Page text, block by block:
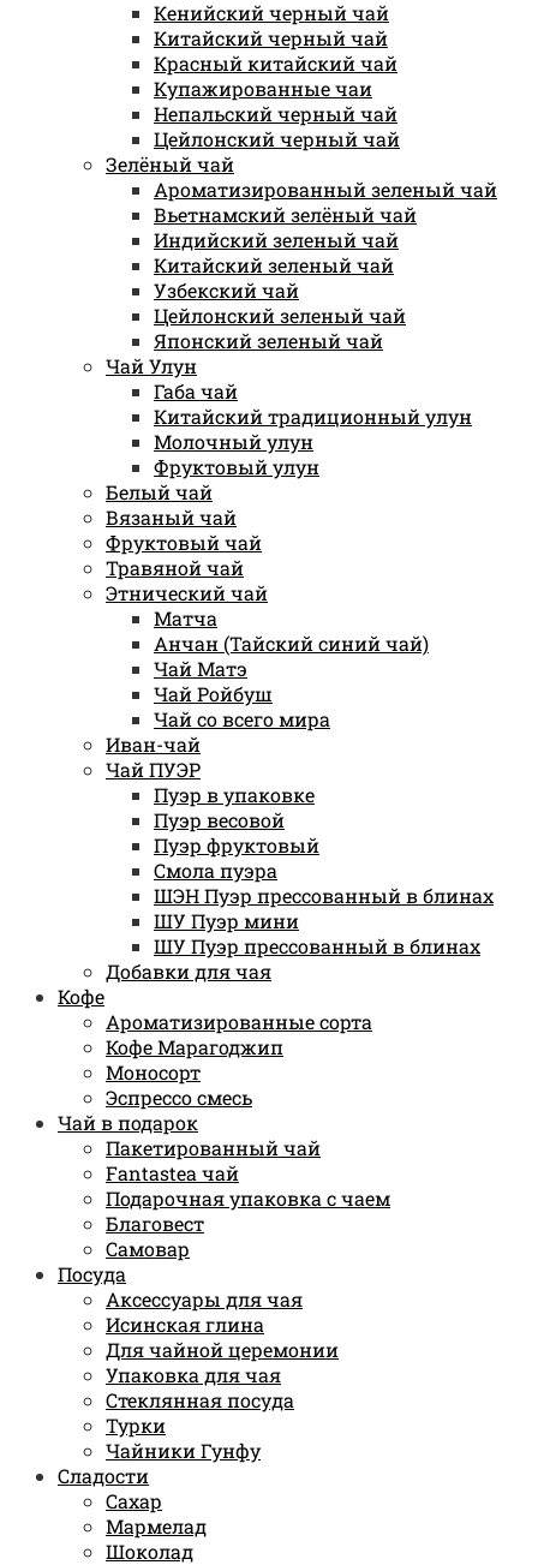
Кенийский черный чай
Китайский черный чай
Красный китайский чай
Купажированные чаи
Непальский черный чай
Цейлонский черный чай
Зелёный чай
Ароматизированный зеленый чай
Вьетнамский зелёный чай
Индийский зеленый чай
Китайский зеленый чай
Узбекский чай
Цейлонский зеленый чай
Японский зеленый чай
Чай Улун
Габа чай
Китайский традиционный улун
Молочный улун
Фруктовый улун
Белый чай
Вязаный чай
Фруктовый чай
Травяной чай
Этнический чай
Матча
Анчан (Тайский синий чай)
Чай Матэ
Чай Ройбуш
Чай со всего мира
Иван-чай
Чай ПУЭР
Пуэр в упаковке
Пуэр весовой
Пуэр фруктовый
Смола пуэра
ШЭН Пуэр прессованный в блинах
ШУ Пуэр мини
ШУ Пуэр прессованный в блинах
Добавки для чая
Кофе
Ароматизированные сорта
Кофе Марагоджип
Моносорт
Эспрессо смесь
Чай в подарок
Пакетированный чай
Fantastea чай
Подарочная упаковка с чаем
Благовест
Самовар
Посуда
Аксессуары для чая
Исинская глина
Для чайной церемонии
Упаковка для чая
Стеклянная посуда
Турки
Чайники Гунфу
Сладости
Сахар
Мармелад
Шоколад